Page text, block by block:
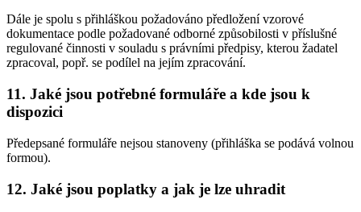
Dále je spolu s přihláškou požadováno předložení vzorové
dokumentace podle požadované odborné způsobilosti v příslušné
regulované činnosti v souladu s právními předpisy, kterou žadatel
zpracoval, popř. se podílel na jejím zpracování.
11. Jaké jsou potřebné formuláře a kde jsou k
dispozici
Předepsané formuláře nejsou stanoveny (přihláška se podává volnou
formou).
12. Jaké jsou poplatky a jak je lze uhradit